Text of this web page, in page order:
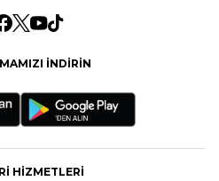
İNDİRİN
HİZMETLERİ